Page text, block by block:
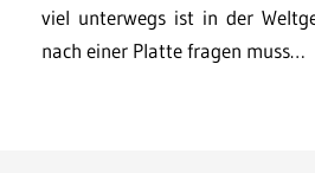
viel unterwegs ist in der
nach einer Platte fragen muss…